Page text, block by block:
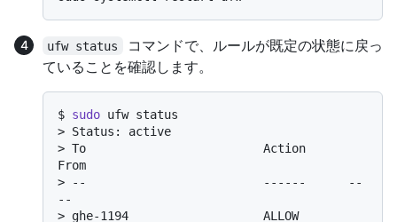
ufw status
コマンドで、ルールが既定の状態に戻っ
ていることを確認します。
$ sudo ufw status
> Status: active
> To                         Action
From
>
--                         ------      --
--
> ghe-1194                   ALLOW